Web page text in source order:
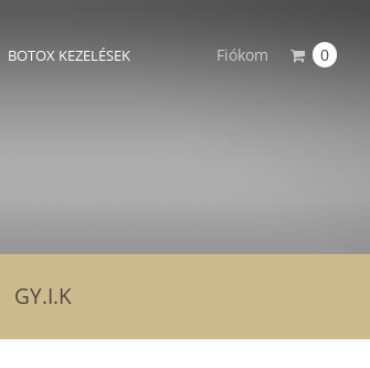
BOTOX KEZELÉSEK Fiókom 0
GY.I.K